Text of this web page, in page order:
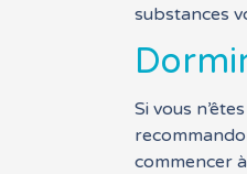
substances
Si vous
commencer